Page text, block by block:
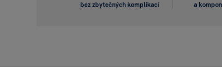
bez zbytečných komplikací a